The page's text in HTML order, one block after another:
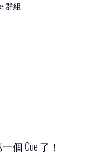
群組
個 Cue 了！